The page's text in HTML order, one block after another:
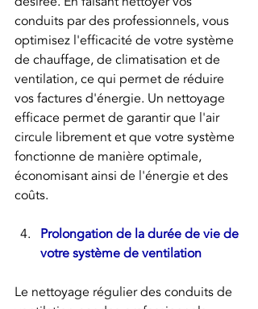
conduits par des professionnels, vous
optimisez l'efficacité de votre système
de chauffage, de climatisation et de
ventilation, ce qui permet de réduire
vos factures d'énergie. Un nettoyage
efficace permet de garantir que l'air
circule librement et que votre système
fonctionne de manière optimale,
économisant ainsi de l'énergie et des
coûts.
Prolongation de la durée de vie de
votre système de ventilation
Le nettoyage régulier des conduits de